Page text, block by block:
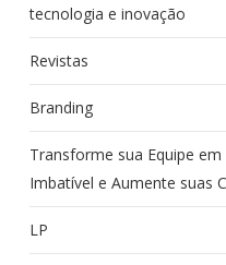
tecnologia e inovação
Revistas
Branding
Transforme sua Equipe
Imbatível e Aumente suas
LP